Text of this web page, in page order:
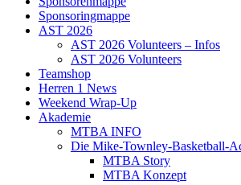
Sponsoringmappe
AST 2026
AST 2026 Volunteers – Infos
AST 2026 Volunteers
Teamshop
Herren 1 News
Weekend Wrap-Up
Akademie
MTBA INFO
Die Mike-Townley-Basketball-
MTBA Story
MTBA Konzept